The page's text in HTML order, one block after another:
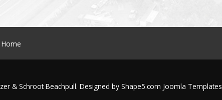
Home
& Schroot Beachpull. Designed by Shape5.com Joomla Templates